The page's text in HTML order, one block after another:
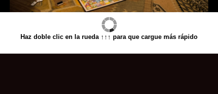
Haz doble clic en la rueda ↑↑↑ para que cargue más rápido